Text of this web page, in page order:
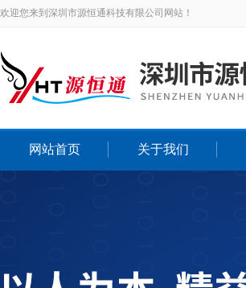
欢迎您来到深圳市源恒通科技有限公司网站！
网站首页 关于我们